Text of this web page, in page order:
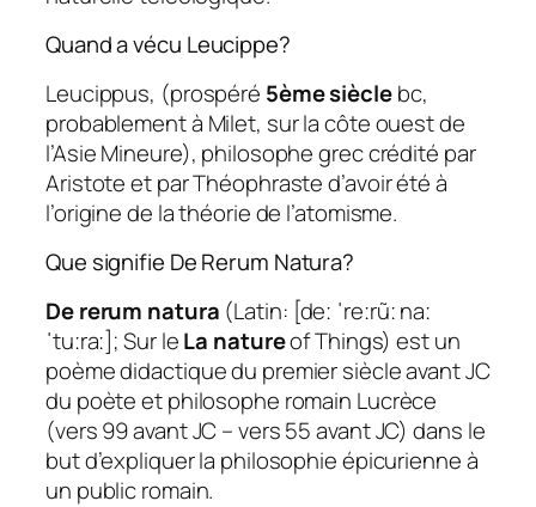
Quand a vécu Leucippe?
Leucippus, (prospéré 5ème sièclebc,
probablement à Milet, sur la côte ouest de
l’Asie Mineure), philosophe grec crédité par
Aristote et par Théophraste d’avoir été à
l’origine de la théorie de l’atomisme.
Que signifie De Rerum Natura?
De rerum natura (Latin: [deː ˈreːrũː naː
ˈtuːraː]; Sur leLa natureof Things) est un
poème didactique du premier siècle avant JC
du poète et philosophe romain Lucrèce
(vers 99 avant JC – vers 55 avant JC) dans le
but d’expliquer la philosophie épicurienne à
un public romain.